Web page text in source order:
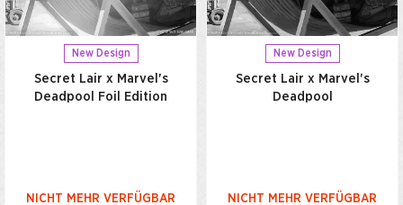
New Design
Secret Lair x Marvel's
Deadpool Foil Edition
NICHT MEHR VERFÜGBAR
New Design
Secret Lair x Marvel's
Deadpool
NICHT MEHR VERFÜGBAR